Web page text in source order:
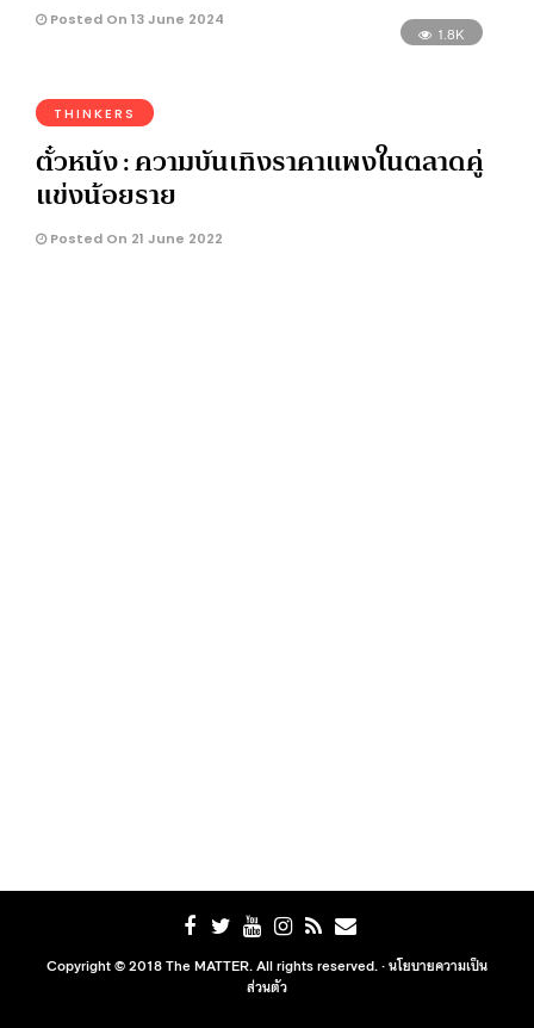
Posted On 13 June 2024
1.8K
THINKERS
ตั๋วหนัง : ความบันเทิงราคาแพงในตลาดคู่
แข่งน้อยราย
Posted On 21 June 2022
Copyright © 2018 The MATTER. All rights reserved. ·นโยบายความเป็น
ส่วนตัว